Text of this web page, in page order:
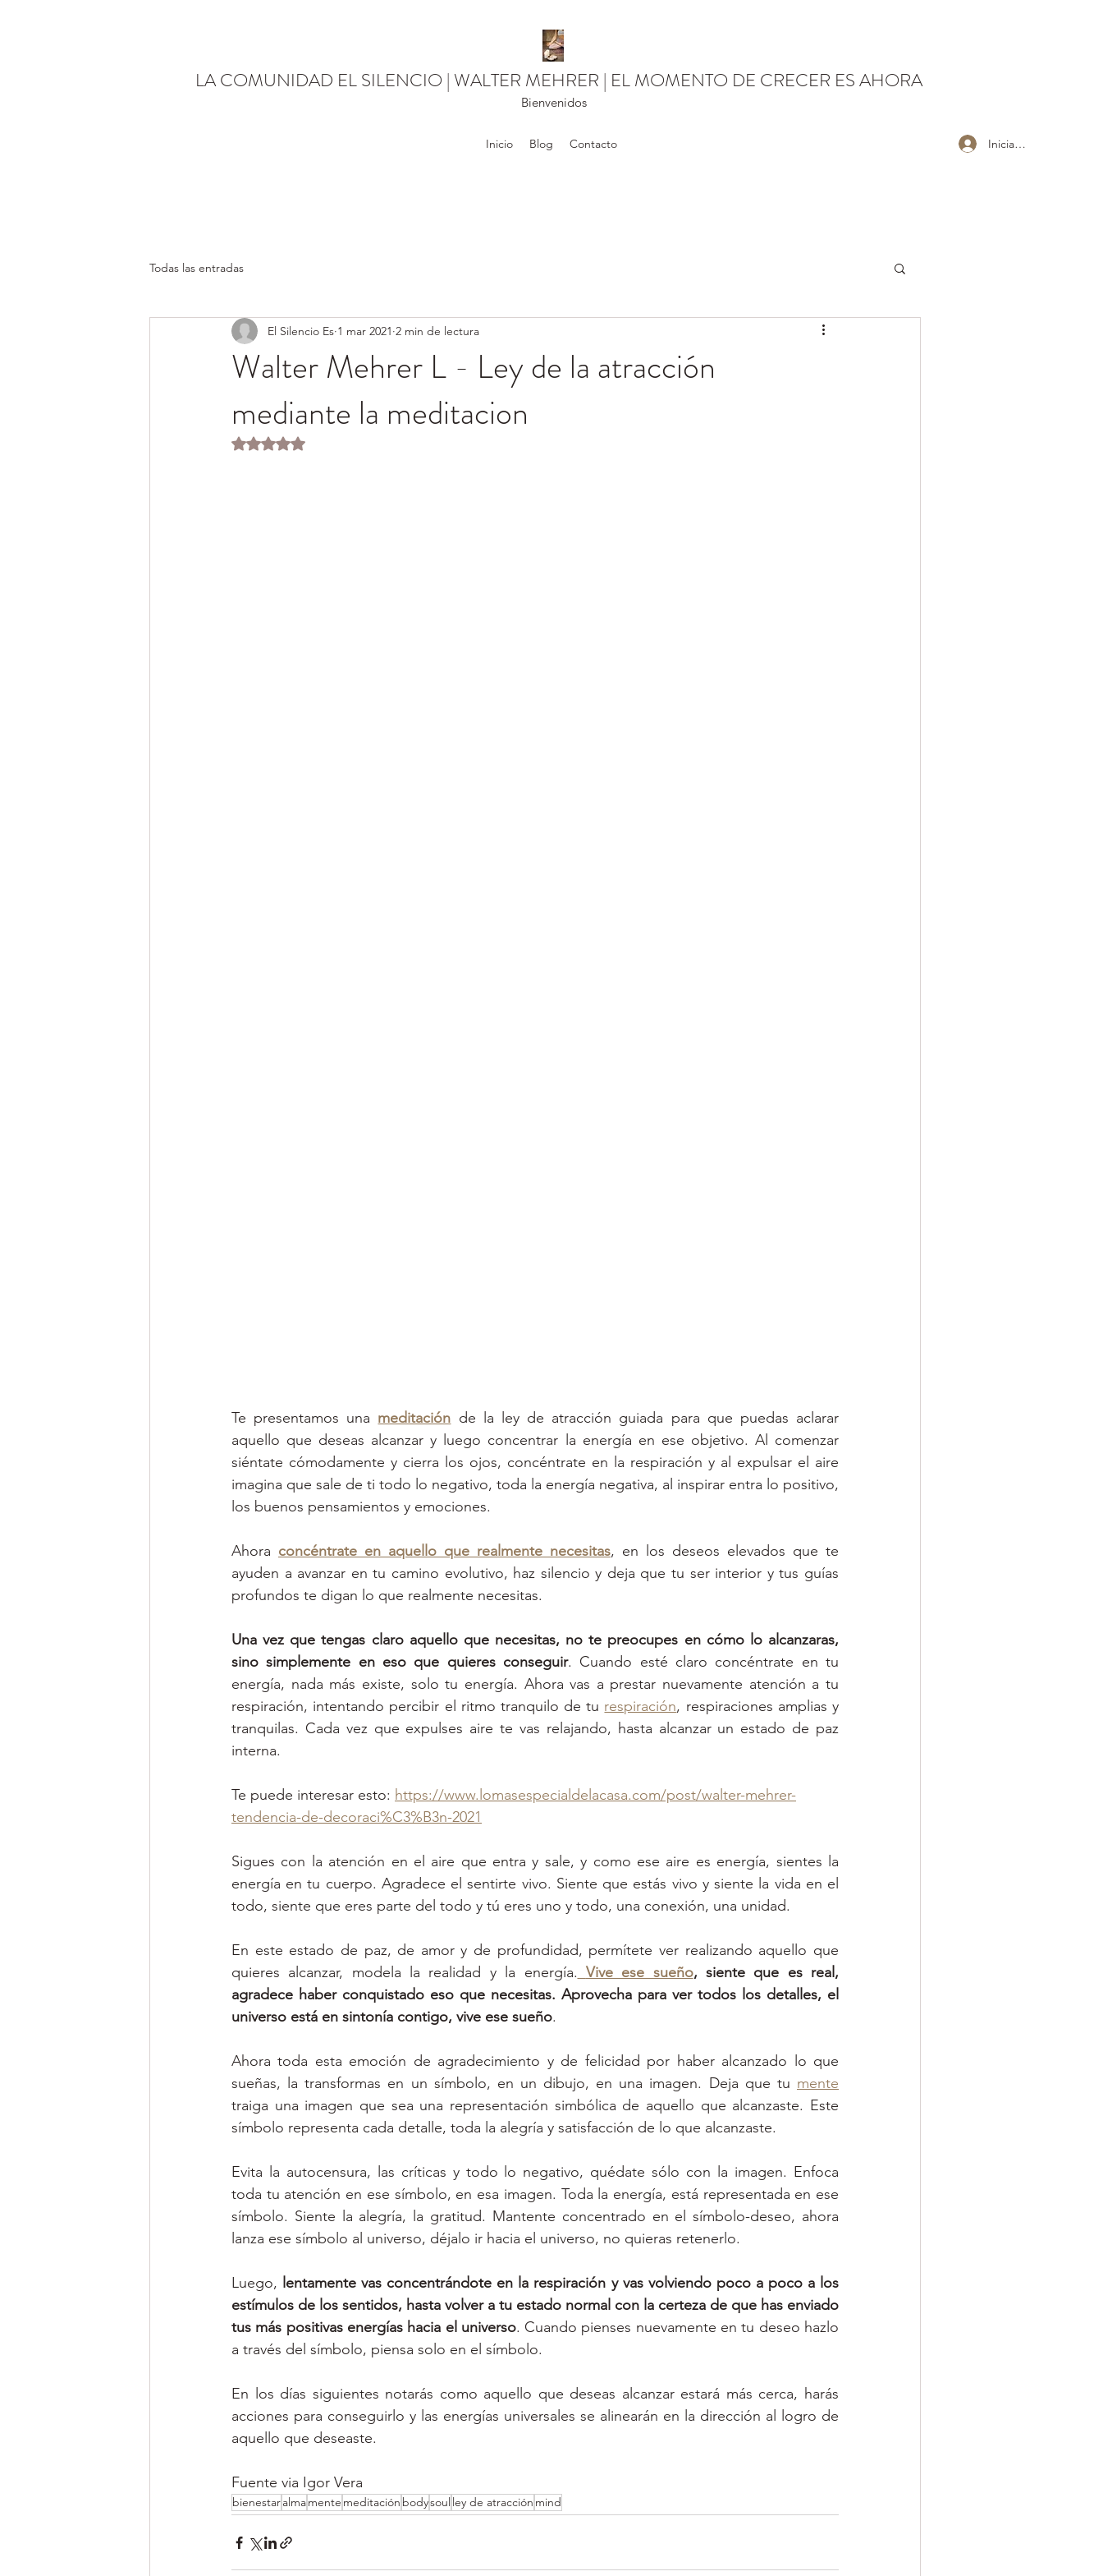
LA COMUNIDAD EL SILENCIO | WALTER MEHRER | EL MOMENTO DE CRECER ES AHORA
Bienvenidos
Inicio Blog Contacto Iniciar sesión
Todas las entradas
Walter Mehrer L - Ley de la atracción
mediante la meditacion
El Silencio Es 1 mar 2021 2 min de lectura
Obtuvo NaN de 5 estrellas.
Te presentamos una meditación de la ley de atracción guiada para que puedas aclarar
aquello que deseas alcanzar y luego concentrar la energía en ese objetivo. Al comenzar
siéntate cómodamente y cierra los ojos, concéntrate en la respiración y al expulsar el aire
imagina que sale de ti todo lo negativo, toda la energía negativa, al inspirar entra lo positivo,
los buenos pensamientos y emociones.
Ahora concéntrate en aquello que realmente necesitas, en los deseos elevados que te
ayuden a avanzar en tu camino evolutivo, haz silencio y deja que tu ser interior y tus guías
profundos te digan lo que realmente necesitas.
Una vez que tengas claro aquello que necesitas, no te preocupes en cómo lo alcanzaras,
sino simplemente en eso que quieres conseguir. Cuando esté claro concéntrate en tu
energía, nada más existe, solo tu energía. Ahora vas a prestar nuevamente atención a tu
respiración, intentando percibir el ritmo tranquilo de tu respiración, respiraciones amplias y
tranquilas. Cada vez que expulses aire te vas relajando, hasta alcanzar un estado de paz
interna.
Te puede interesar esto: https://www.lomasespecialdelacasa.com/post/walter-mehrer-
tendencia-de-decoraci%C3%B3n-2021
Sigues con la atención en el aire que entra y sale, y como ese aire es energía, sientes la
energía en tu cuerpo. Agradece el sentirte vivo. Siente que estás vivo y siente la vida en el
todo, siente que eres parte del todo y tú eres uno y todo, una conexión, una unidad.
En este estado de paz, de amor y de profundidad, permítete ver realizando aquello que
quieres alcanzar, modela la realidad y la energía. Vive ese sueño, siente que es real,
agradece haber conquistado eso que necesitas. Aprovecha para ver todos los detalles, el
universo está en sintonía contigo, vive ese sueño.
Ahora toda esta emoción de agradecimiento y de felicidad por haber alcanzado lo que
sueñas, la transformas en un símbolo, en un dibujo, en una imagen. Deja que tu mente
traiga una imagen que sea una representación simbólica de aquello que alcanzaste. Este
símbolo representa cada detalle, toda la alegría y satisfacción de lo que alcanzaste.
Evita la autocensura, las críticas y todo lo negativo, quédate sólo con la imagen. Enfoca
toda tu atención en ese símbolo, en esa imagen. Toda la energía, está representada en ese
símbolo. Siente la alegría, la gratitud. Mantente concentrado en el símbolo-deseo, ahora
lanza ese símbolo al universo, déjalo ir hacia el universo, no quieras retenerlo.
Luego, lentamente vas concentrándote en la respiración y vas volviendo poco a poco a los
estímulos de los sentidos, hasta volver a tu estado normal con la certeza de que has enviado
tus más positivas energías hacia el universo. Cuando pienses nuevamente en tu deseo hazlo
a través del símbolo, piensa solo en el símbolo.
En los días siguientes notarás como aquello que deseas alcanzar estará más cerca, harás
acciones para conseguirlo y las energías universales se alinearán en la dirección al logro de
aquello que deseaste.
Fuente via Igor Vera
bienestaralmamente meditación bodysoul ley de atracción mind